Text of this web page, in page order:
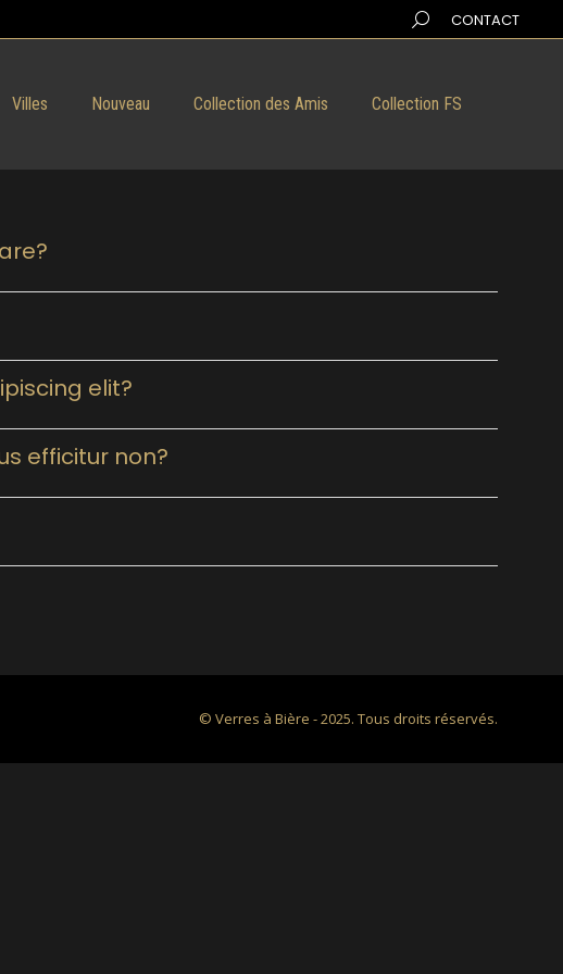
Search:CONTACT
Villes Nouveau Collection des Amis Collection FS
elit?
efficitur non?
© Verres à Bière - 2025. Tous droits réservés.